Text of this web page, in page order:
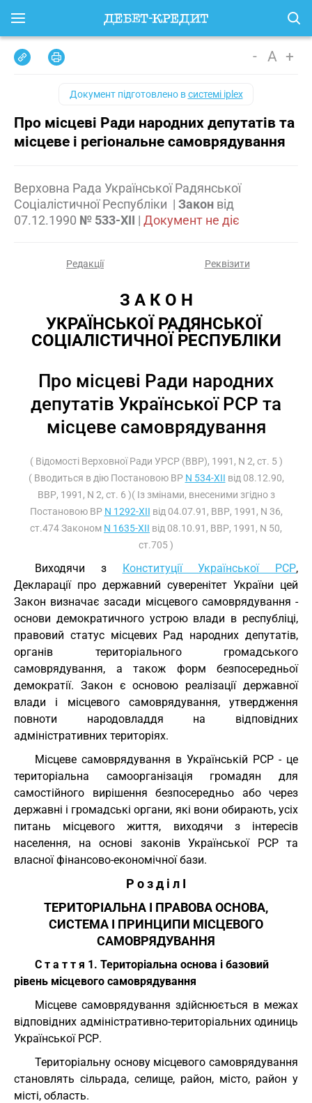
- A +
Документ підготовлено всистемі iplex
Про місцеві Ради народних депутатів та
місцеве і регіональне самоврядування
Верховна Рада Української Радянської
Соціалістичної Республіки | Закон від
07.12.1990 № 533-XII | Документ не діє
Редакції Реквізити
З А К О Н
УКРАЇНСЬКОЇ РАДЯНСЬКОЇ
СОЦІАЛІСТИЧНОЇ РЕСПУБЛІКИ
Про місцеві Ради народних
депутатів Української РСР та
місцеве самоврядування
( Відомості Верховної Ради УРСР (ВВР), 1991, N 2, ст. 5 )
( Вводиться в дію Постановою ВР N 534-XII від 08.12.90,
ВВР, 1991, N 2, ст. 6 )( Із змінами, внесеними згідно з
Постановою ВР N 1292-XII від 04.07.91, ВВР, 1991, N 36,
ст.474 Законом N 1635-XII від 08.10.91, ВВР, 1991, N 50,
ст.705 )
Виходячи з Конституції Української РСР,
Декларації про державний суверенітет України цей
Закон визначає засади місцевого самоврядування -
основи демократичного устрою влади в республіці,
правовий статус місцевих Рад народних депутатів,
органів територіального громадського
самоврядування, а також форм безпосередньої
демократії. Закон є основою реалізації державної
влади і місцевого самоврядування, утвердження
повноти народовладдя на відповідних
адміністративних територіях.
Місцеве самоврядування в Українській РСР - це
територіальна самоорганізація громадян для
самостійного вирішення безпосередньо або через
державні і громадські органи, які вони обирають, усіх
питань місцевого життя, виходячи з інтересів
населення, на основі законів Української РСР та
власної фінансово-економічної бази.
Р о з д і л I
ТЕРИТОРІАЛЬНА І ПРАВОВА ОСНОВА,
СИСТЕМА І ПРИНЦИПИ МІСЦЕВОГО
САМОВРЯДУВАННЯ
С т а т т я 1. Територіальна основа і базовий
рівень місцевого самоврядування
Місцеве самоврядування здійснюється в межах
відповідних адміністративно-територіальних одиниць
Української РСР.
Територіальну основу місцевого самоврядування
становлять сільрада, селище, район, місто, район у
місті, область.